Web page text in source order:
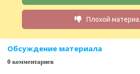
Плохой
Обсуждение материала
0 комментариев